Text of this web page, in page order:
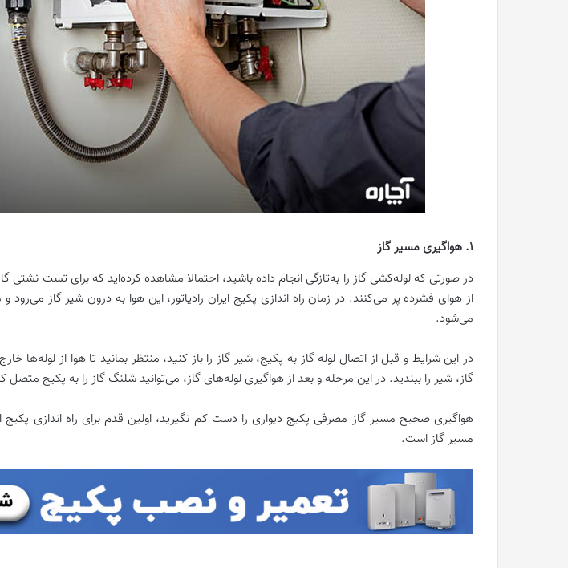
1. هواگیری مسیر گاز
در صورتی که لوله‌کشی گاز را به‌تازگی انجام داده باشید، احتمالا مشاهده کرده‌اید که برای تست نشتی
از هوای فشرده پر می‌کنند. در زمان راه اندازی پکیج ایران رادیاتور، این هوا به درون شیر گاز
می‌شود.
در این شرایط و قبل از اتصال لوله گاز به پکیج، شیر گاز را باز کنید، منتظر بمانید تا هوا از لوله‌ها
گاز، شیر را ببندید. در این مرحله و بعد از هواگیری لوله‌های گاز، می‌‌توانید شلنگ گاز را به پکیج متصل
هواگیری صحیح مسیر گاز مصرفی پکیج دیواری را دست کم نگیرید، اولین قدم برای راه اندازی پکیج
مسیر گاز است.